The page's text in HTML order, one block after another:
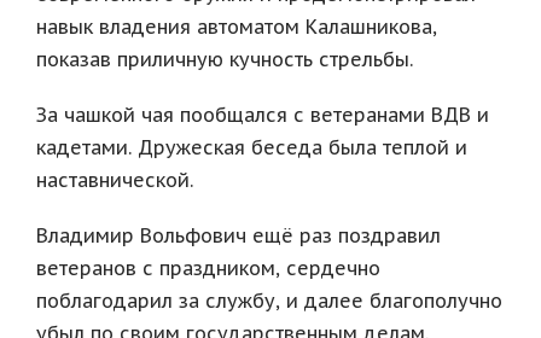
навык владения автоматом Калашникова,
показав приличную кучность стрельбы.
За чашкой чая пообщался с ветеранами ВДВ и
кадетами. Дружеская беседа была теплой и
наставнической.
Владимир Вольфович ещё раз поздравил
ветеранов с праздником, сердечно
поблагодарил за службу, и далее благополучно